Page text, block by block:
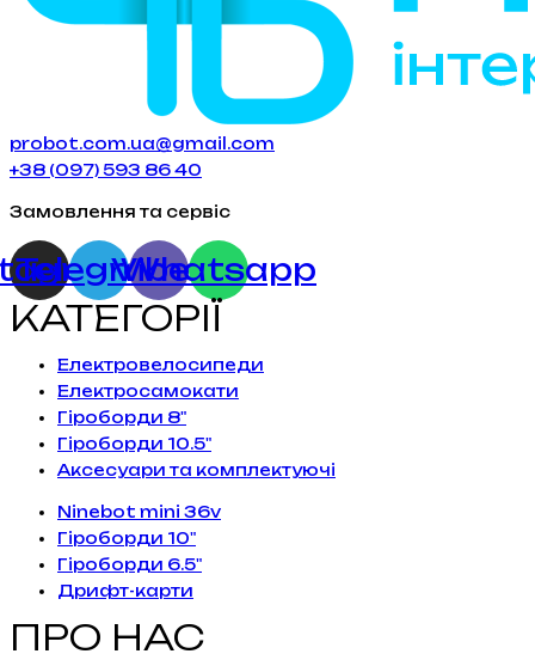
probot.com.ua@gmail.com
+38 (097) 593 86 40
Замовлення та сервіс
Telegram
Viber
Whatsapp
КАТЕГОРІЇ
Електровелосипеди
Електросамокати
Гіроборди 8"
Гіроборди 10.5"
Аксесуари та комплектуючі
Ninebot mini 36v
Гіроборди 10"
Гіроборди 6.5"
Дрифт-карти
ПРО НАС